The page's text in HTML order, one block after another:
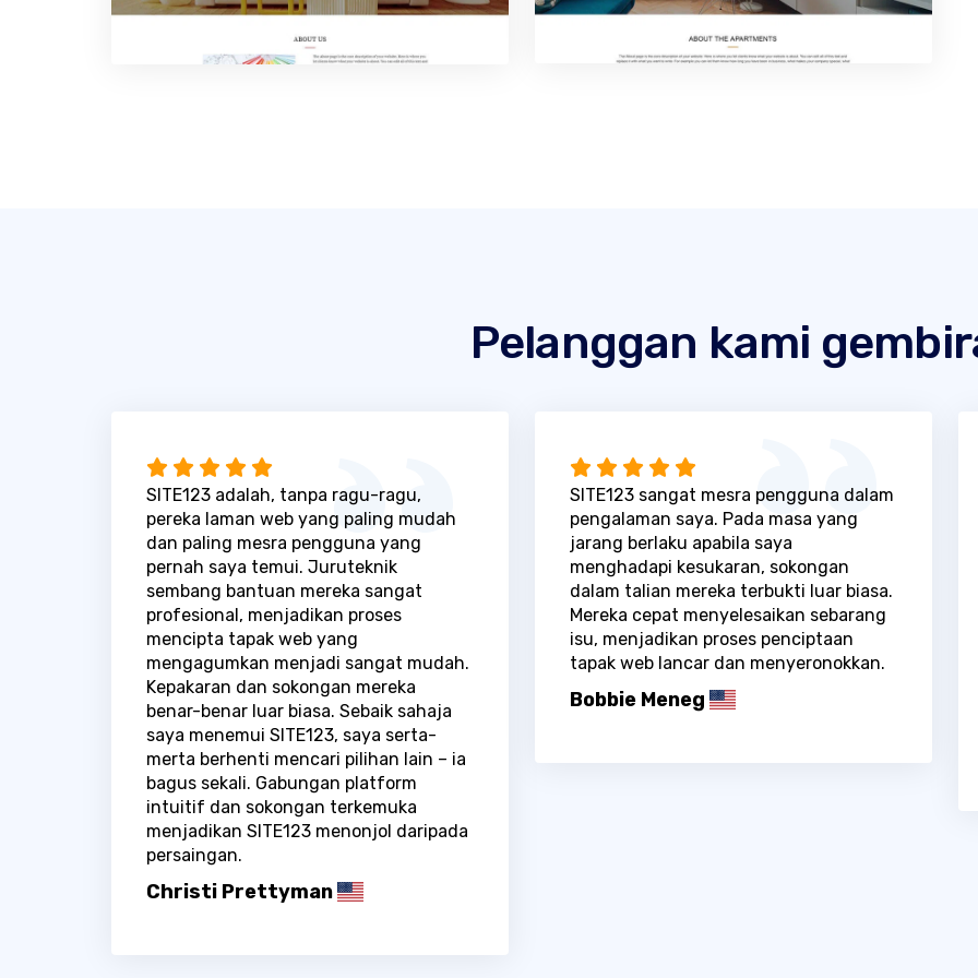
Pelanggan kami
SITE123 adalah, tanpa ragu-ragu,
pereka laman web yang paling mudah
dan paling mesra pengguna yang
pernah saya temui. Juruteknik
sembang bantuan mereka sangat
profesional, menjadikan proses
mencipta tapak web yang
mengagumkan menjadi sangat mudah.
Kepakaran dan sokongan mereka
benar-benar luar biasa. Sebaik sahaja
saya menemui SITE123, saya serta-
merta berhenti mencari pilihan lain – ia
bagus sekali. Gabungan platform
intuitif dan sokongan terkemuka
menjadikan SITE123 menonjol daripada
persaingan.
Christi Prettyman
SITE123 sangat mesra pengguna dalam
pengalaman saya. Pada masa yang
jarang berlaku apabila saya
menghadapi kesukaran, sokongan
dalam talian mereka terbukti luar biasa.
Mereka cepat menyelesaikan sebarang
isu, menjadikan proses penciptaan
tapak web lancar dan menyeronokkan.
Bobbie Meneg